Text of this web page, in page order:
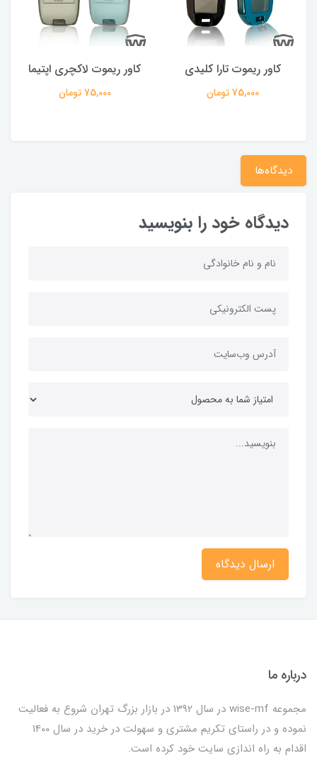
کاور ریموت تارا کلیدی
75,000 تومان
کاور ریموت لاکچری اپتیما
75,000 تومان
دیدگاه‌ها
دیدگاه خود را بنویسید
ارسال دیدگاه
درباره ما
مجموعه wise-mf در سال 1392 در بازار بزرگ تهران شروع به فعالیت
نموده و در راستای تکریم مشتری و سهولت در خرید در سال 1400
اقدام به راه اندازی سایت خود کرده است.